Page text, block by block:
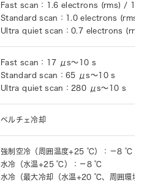
Fast scan：1.6 electrons (rms) / 1.5
Standard scan：1.0 electrons (rms)
Ultra quiet scan：0.7 electrons
Fast scan：17 μs～10 s
Standard scan：65 μs～10 s
Ultra quiet scan：280 μs～10 s
ペルチェ冷却
強制空冷（周囲温度+25 ℃）：－8 ℃
水冷（水温+25 ℃）：－8 ℃
水冷（最大冷却（水温+20 ℃、周囲環